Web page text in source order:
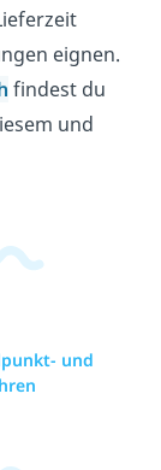
eignen.
findest du
und
und